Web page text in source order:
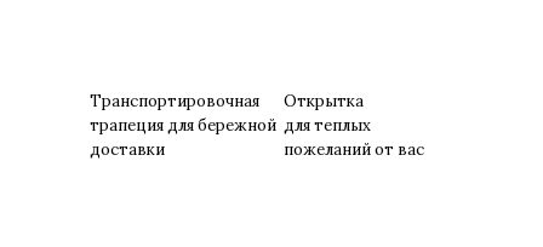
Транспортировочная
трапеция для бережной
доставки
Открытка
для теплых
пожеланий от вас